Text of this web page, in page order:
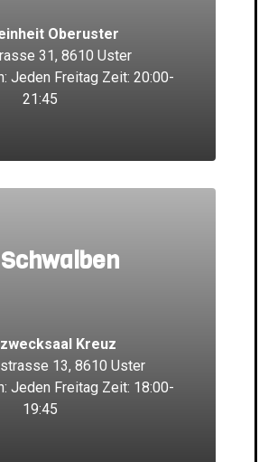
Oberuster
31, 8610 Uster
Jeden Freitag Zeit: 20:00-
21:45
Kreuz
13, 8610 Uster
Jeden Freitag Zeit: 18:00-
19:45